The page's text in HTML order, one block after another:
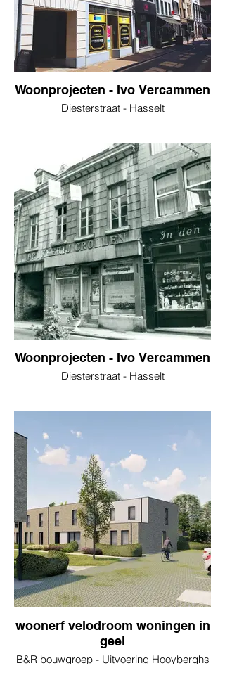
Woonprojecten - Ivo Vercammen
Diesterstraat - Hasselt
Woonprojecten - Ivo Vercammen
Diesterstraat - Hasselt
woonerf velodroom woningen in
geel
B&R bouwgroep - Uitvoering Hooyberghs